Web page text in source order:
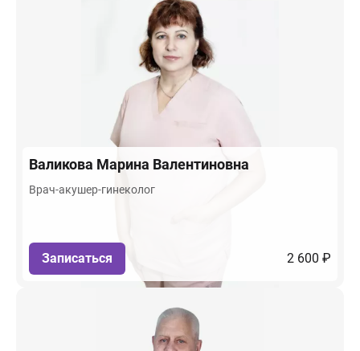
Валикова Марина Валентиновна
Врач-акушер-гинеколог
Записаться 2 600 ₽